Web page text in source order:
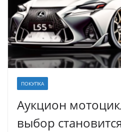
ПОКУПКА
Аукцион
выбор